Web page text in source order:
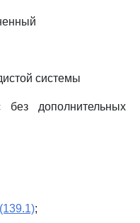
системы
без дополнительных
(139.1);